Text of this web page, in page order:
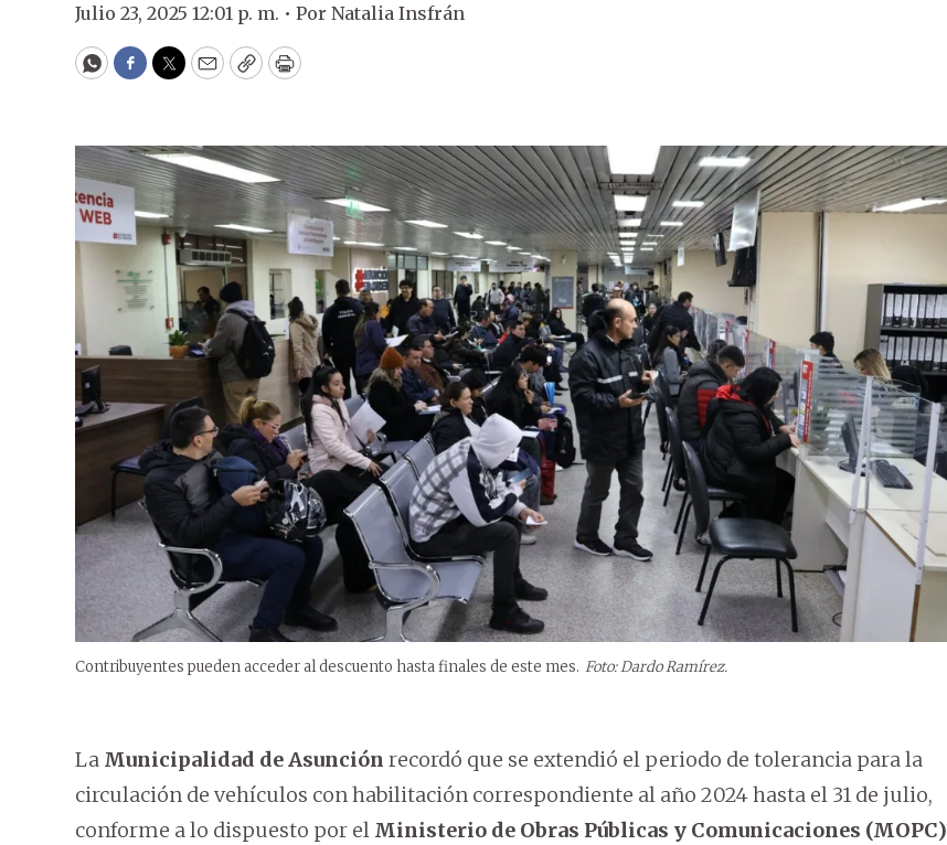
Julio 23, 2025 12:01 p. m. • Por Natalia Insfrán
WhatsApp
Facebook
Twitter
EmailCopyPrint
Contribuyentes pueden acceder al descuento hasta finales de este mes. Foto: Dardo Ramírez.
La Municipalidad de Asunción recordó que se extendió el periodo de tolerancia para la
circulación de vehículos con habilitación correspondiente al año 2024 hasta el 31 de julio,
conforme a lo dispuesto por el Ministerio de Obras Públicas y Comunicaciones (MOPC)